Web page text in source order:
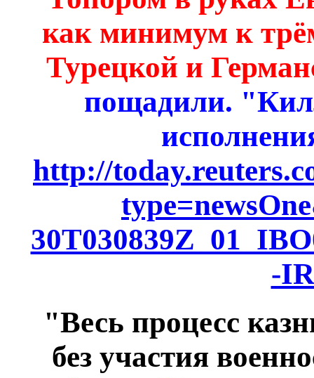
как минимум к
Турецкой и
пощадили.
http://
-
"Весь процесс
без участия